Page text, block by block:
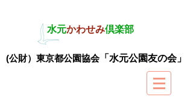
水元かわせみ倶楽部
(公財）東京都公園協会「水元公園友の会」